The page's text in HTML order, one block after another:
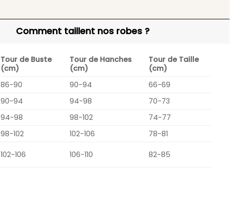
Comment taillent nos robes ?
Tour de Buste
(cm)
Tour de Hanches
(cm)
Tour de Taille
(cm)
86-90 90-94
66-69
90-94 94-98
70-73
94-98 98-102
74-77
98-102 102-106
78-81
102-106 106-110 82-85